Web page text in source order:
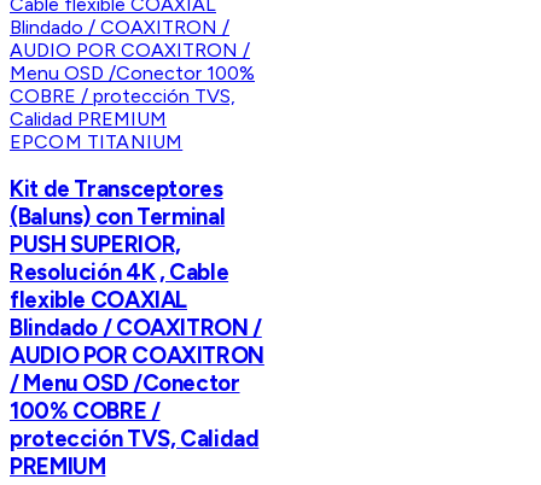
EPCOM TITANIUM
Kit de Transceptores
(Baluns) con Terminal
PUSH SUPERIOR,
Resolución 4K , Cable
flexible COAXIAL
Blindado / COAXITRON /
AUDIO POR COAXITRON
/ Menu OSD /Conector
100% COBRE /
protección TVS, Calidad
PREMIUM